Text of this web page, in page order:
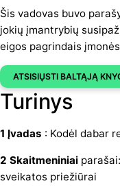
Šis vadovas buvo
jokių įmantrybių
eigos pagrindais
ATSISIŲSTI BALTĄJĄ
Turinys
1 Įvadas : Kodėl dabar
2 Skaitmeniniai
sveikatos priežiūrai